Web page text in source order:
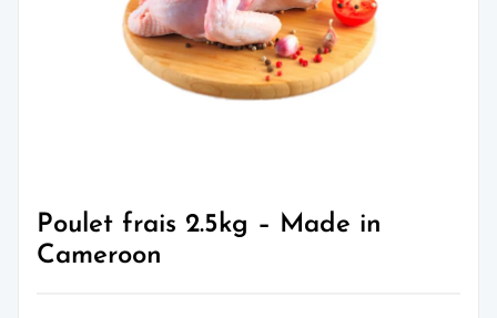
Poulet frais 2.5kg – Made in
Cameroon